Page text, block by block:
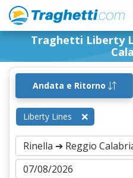
Traghetti Liberty
Andata e Ritorno
Liberty Lines